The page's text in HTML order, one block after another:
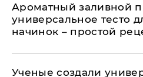
Ароматный заливной
универсальное тесто
начинок – простой
Ученые создали